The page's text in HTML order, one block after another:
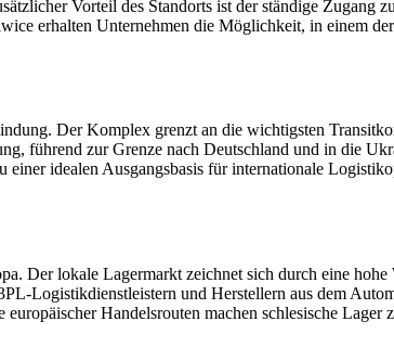
Vorteil des Standorts ist der ständige Zugang
erhalten Unternehmen die Möglichkeit, in einem
Der Komplex grenzt an die wichtigsten
führend zur Grenze nach Deutschland und in die
idealen Ausgangsbasis für internationale
Der lokale Lagermarkt zeichnet sich durch eine
Logistikdienstleistern und Herstellern aus dem
Handelsrouten machen schlesische